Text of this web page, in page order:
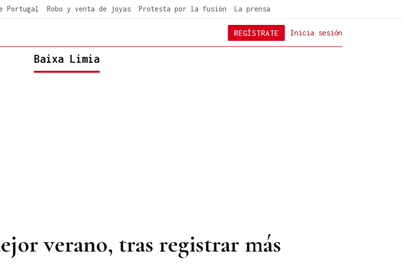
Portugal Robo y venta de joyas Protesta por la fusión La prensa
Inicia sesión
REGÍSTRATE
Baixa Limia
verano, tras registrar más